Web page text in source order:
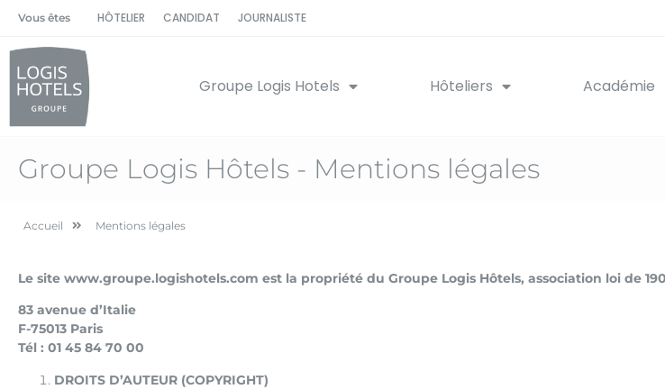
Vous êtes HÔTELIER CANDIDAT JOURNALISTE
Groupe Logis Hotels Hôteliers Académie
Groupe Logis Hôtels - Mentions légales
Accueil Mentions légales
Le site www.groupe.logishotels.com est la propriété du Groupe Logis Hôtels, association loi de
83 avenue d’Italie
F-75013 Paris
Tél : 01 45 84 70 00
DROITS D’AUTEUR (COPYRIGHT)